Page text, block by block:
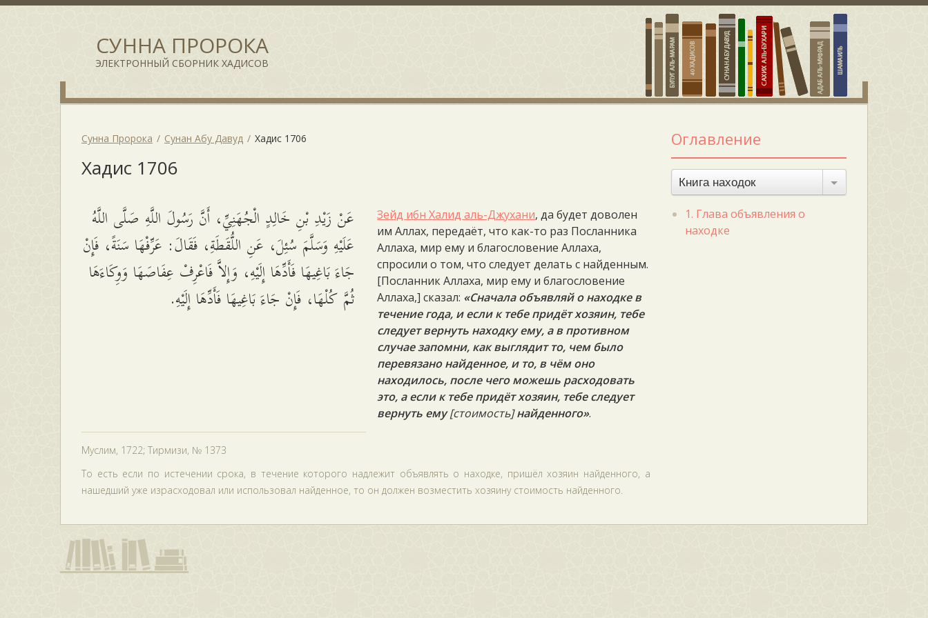
СУННА ПРОРОКА
ЭЛЕКТРОННЫЙ СБОРНИК ХАДИСОВ
Сунна Пророка Сунан Абу Давуд Хадис 1706
Хадис 1706
عَنْ زَيْدِ بْنِ خَالِدٍ الْجُهَنِيِّ، أَنَّ رَسُولَ اللَّهِ صَلَّى اللَّهُ
عَلَيْهِ وَسَلَّمَ سُئِلَ، عَنِ اللُّقَطَةِ، فَقَالَ: عَرِّفْهَا سَنَةً، فَإِنْ
جَاءَ بَاغِيهَا فَأَدِّهَا إِلَيْهِ، وَإِلاَّ فَاعْرِفْ عِفَاصَهَا وَوِكَاءَهَا
ثُمَّ كُلْهَا، فَإِنْ جَاءَ بَاغِيهَا فَأَدِّهَا إِلَيْهِ.
Зейд ибн Халид аль-Джухани, да будет доволен
им Аллах, передаёт, что как-то раз Посланника
Аллаха, мир ему и благословение Аллаха,
спросили о том, что следует делать с найденным.
[Посланник Аллаха, мир ему и благословение
Аллаха,] сказал: «Сначала объявляй о находке в
течение года, и если к тебе придёт хозяин, тебе
следует вернуть находку ему, а в противном
случае запомни, как выглядит то, чем было
перевязано найденное, и то, в чём оно
находилось, после чего можешь расходовать
это, а если к тебе придёт хозяин, тебе следует
вернуть ему[стоимость]найденного».
Муслим, 1722; Тирмизи, № 1373
То есть если по истечении срока, в течение которого надлежит объявлять о находке, пришёл хозяин найденного, а
нашедший уже израсходовал или использовал найденное, то он должен возместить хозяину стоимость найденного.
Оглавление
Книга находок
1. Глава объявления о
находке